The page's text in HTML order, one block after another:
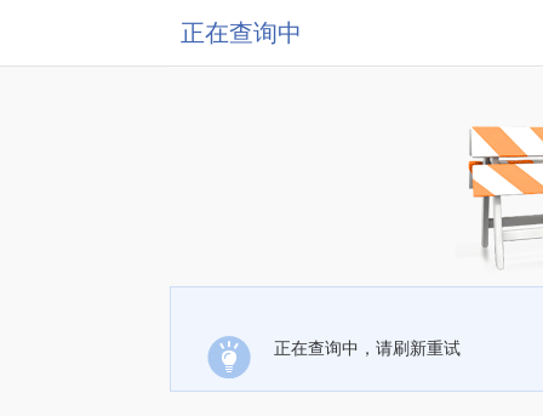
正在查询中
正在查询中，请刷新重试